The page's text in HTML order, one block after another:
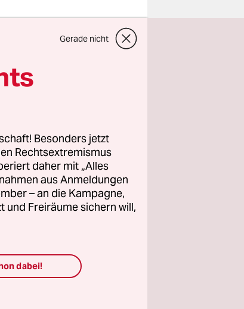
als
jetzt
nicht
Berg
Gerade nicht
Besonders jetzt
Rechtsextremismus
daher mit „Alles
aus Anmeldungen
– an die Kampagne,
und Freiräume sichern will,
dabei!